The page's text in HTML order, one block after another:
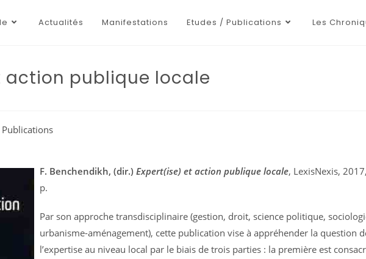
Actualités Manifestations Etudes / Publications Les
action publique locale
Publications
F. Benchendikh, (dir.)Expert(ise) et action publique locale, LexisNexis,
p.
Par son approche transdisciplinaire (gestion, droit, science politique,
urbanisme-aménagement), cette publication vise à appréhender la question
l’expertise au niveau local par le biais de trois parties : la première est